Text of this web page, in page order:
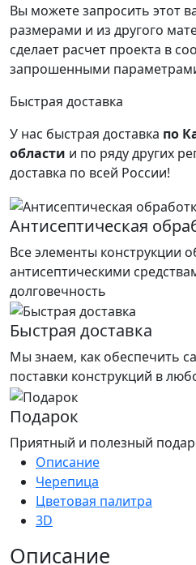
Вы можете запросить этот
размерами и из другого
сделает расчет проекта в
запрошенными
Быстрая доставка
У нас быстрая доставка по
области и по ряду других
доставка по всей России!
Антисептическая
Все элементы конструкции
антисептическими
долговечность
Быстрая доставка
Мы знаем, как обеспечить
поставки конструкций в
Подарок
Приятный и полезный
Описание
Черепица
Цветовая палитра
3D
Описание